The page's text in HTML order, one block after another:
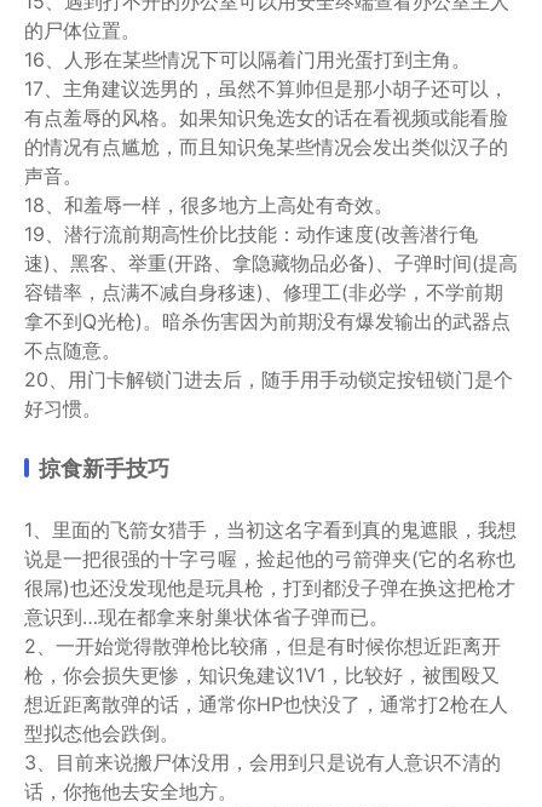
的尸体位置。
16、人形在某些情况下可以隔着门用光蛋打到主角。
17、主角建议选男的，虽然不算帅但是那小胡子还可以，
有点羞辱的风格。如果知识兔选女的话在看视频或能看脸
的情况有点尴尬，而且知识兔某些情况会发出类似汉子的
声音。
18、和羞辱一样，很多地方上高处有奇效。
19、潜行流前期高性价比技能：动作速度(改善潜行龟
速)、黑客、举重(开路、拿隐藏物品必备)、子弹时间(提高
容错率，点满不减自身移速)、修理工(非必学，不学前期
拿不到Q光枪)。暗杀伤害因为前期没有爆发输出的武器点
不点随意。
20、用门卡解锁门进去后，随手用手动锁定按钮锁门是个
好习惯。
掠食新手技巧
1、里面的飞箭女猎手，当初这名字看到真的鬼遮眼，我想
说是一把很强的十字弓喔，捡起他的弓箭弹夹(它的名称也
很屌)也还没发现他是玩具枪，打到都没子弹在换这把枪才
意识到…现在都拿来射巢状体省子弹而已。
2、一开始觉得散弹枪比较痛，但是有时候你想近距离开
枪，你会损失更惨，知识兔建议1V1，比较好，被围殴又
想近距离散弹的话，通常你HP也快没了，通常打2枪在人
型拟态他会跌倒。
3、目前来说搬尸体没用，会用到只是说有人意识不清的
话，你拖他去安全地方。